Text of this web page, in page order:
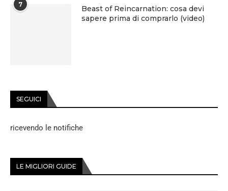
7
Beast of Reincarnation: cosa devi
sapere prima di comprarlo (video)
SEGUICI
ricevendo le notifiche
LE MIGLIORI GUIDE